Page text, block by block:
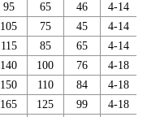
95 65 46
4-14
105 75 45 4-14
115 85 65
4-14
140 100 76 4-18
150 110 84 4-18
165 125 99 4-18